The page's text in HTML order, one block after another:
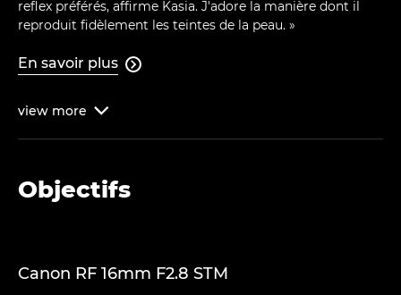
reflex préférés, affirme Kasia. J'adore la manière dont il
reproduit fidèlement les teintes de la peau. »
En savoir plus 
view more 
Objectifs
Canon RF 16mm F2.8 STM